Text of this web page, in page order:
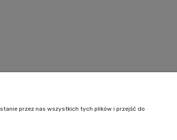
przez nas wszystkich tych plików i przejść do